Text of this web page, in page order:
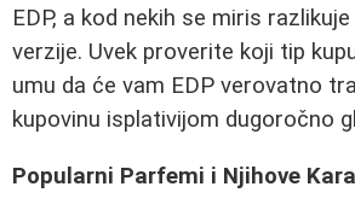
EDP, a kod nekih se miris
verzije. Uvek proverite koji tip
umu da će vam EDP verovatno
kupovinu isplativijom dugoročno
Popularni Parfemi i Njihove